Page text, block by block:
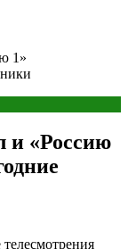
1»
и «Россию